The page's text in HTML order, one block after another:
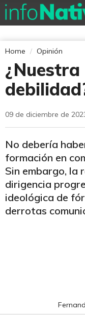
Home Opinión
09 de diciembre de
No debería
formación en
Sin embargo, la
dirigencia
ideológica de
derrotas